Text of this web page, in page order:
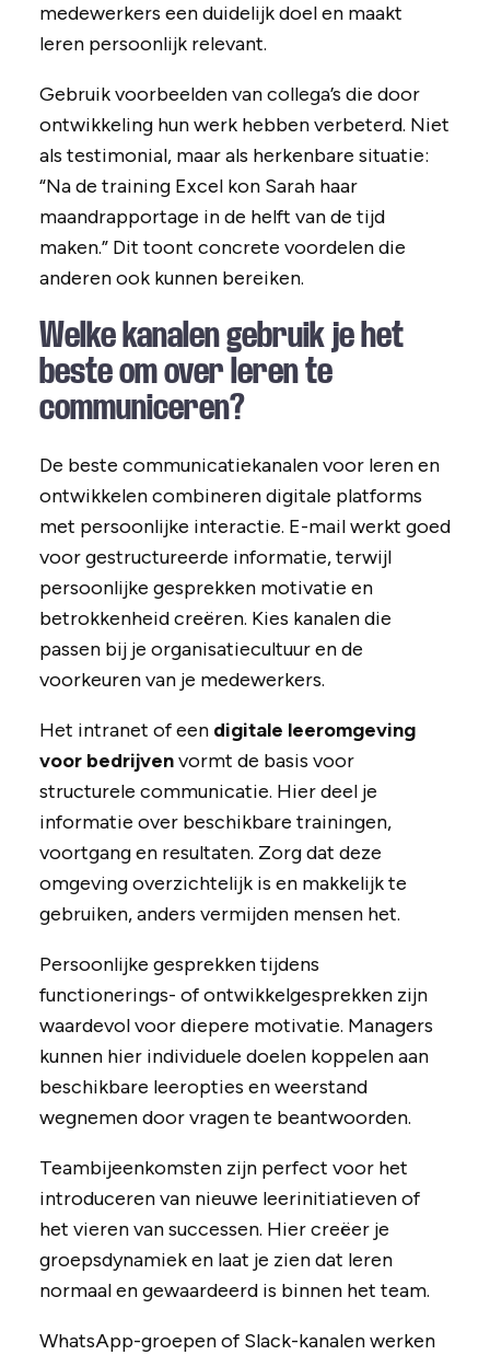
medewerkers een duidelijk doel en maakt
leren persoonlijk relevant.
Gebruik voorbeelden van collega’s die door
ontwikkeling hun werk hebben verbeterd. Niet
als testimonial, maar als herkenbare situatie:
“Na de training Excel kon Sarah haar
maandrapportage in de helft van de tijd
maken.” Dit toont concrete voordelen die
anderen ook kunnen bereiken.
Welke kanalen gebruik je het
beste om over leren te
communiceren?
De beste communicatiekanalen voor leren en
ontwikkelen combineren digitale platforms
met persoonlijke interactie. E-mail werkt goed
voor gestructureerde informatie, terwijl
persoonlijke gesprekken motivatie en
betrokkenheid creëren. Kies kanalen die
passen bij je organisatiecultuur en de
voorkeuren van je medewerkers.
Het intranet of een digitale leeromgeving
voor bedrijvenvormt de basis voor
structurele communicatie. Hier deel je
informatie over beschikbare trainingen,
voortgang en resultaten. Zorg dat deze
omgeving overzichtelijk is en makkelijk te
gebruiken, anders vermijden mensen het.
Persoonlijke gesprekken tijdens
functionerings- of ontwikkelgesprekken zijn
waardevol voor diepere motivatie. Managers
kunnen hier individuele doelen koppelen aan
beschikbare leeropties en weerstand
wegnemen door vragen te beantwoorden.
Teambijeenkomsten zijn perfect voor het
introduceren van nieuwe leerinitiatieven of
het vieren van successen. Hier creëer je
groepsdynamiek en laat je zien dat leren
normaal en gewaardeerd is binnen het team.
WhatsApp-groepen of Slack-kanalen werken